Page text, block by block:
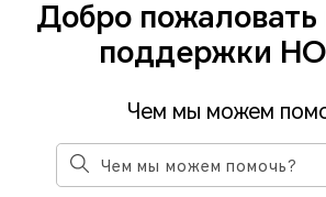
Добро пожаловать
поддержки
Чем мы можем